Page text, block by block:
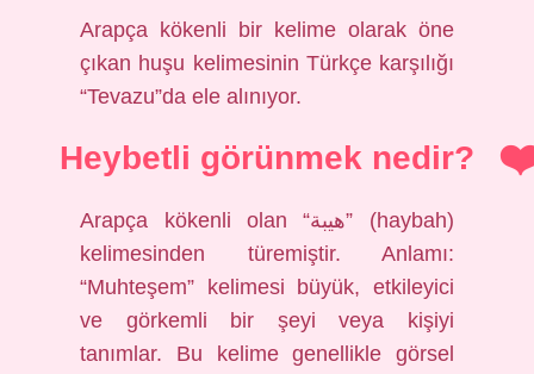
Arapça kökenli bir kelime olarak öne
çıkan huşu kelimesinin Türkçe karşılığı
“Tevazu”da ele alınıyor.
Heybetli görünmek nedir?
Arapça kökenli olan “هيبة” (haybah)
kelimesinden türemiştir. Anlamı:
“Muhteşem” kelimesi büyük, etkileyici
ve görkemli bir şeyi veya kişiyi
tanımlar. Bu kelime genellikle görsel